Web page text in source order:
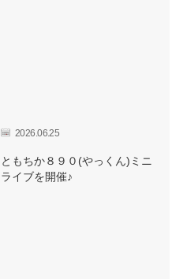
2026.06.25
ともちか８９０(やっくん)ミニ
ライブを開催♪